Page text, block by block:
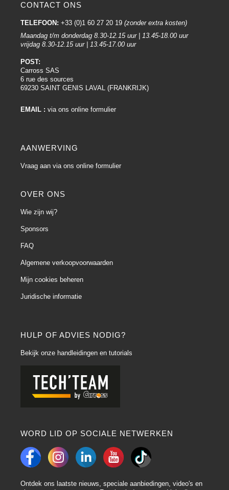
HULP OF ADVIES NODIG?
Bekijk onze handleidingen en tutorials
WORD LID OP SOCIALE NETWERKEN
Ontdek ons laatste nieuws, speciale aanbiedingen, video's en
CONTACT ONS
TELEFOON: +33 (0)1 60 27 20 19 (zonder extra kosten)
Maandag t/m donderdag 8.30-12.15 uur | 13.45-18.00 uur
vrijdag 8.30-12.15 uur | 13.45-17.00 uur
POST:
Carross SAS
6 rue des sources
69230 SAINT GENIS LAVAL (FRANKRIJK)
EMAIL : via ons online formulier
AANWERVING
Vraag aan via ons online formulier
OVER ONS
Wie zijn wij?
Sponsors
FAQ
Algemene verkoopvoorwaarden
Mijn cookies beheren
Juridische informatie